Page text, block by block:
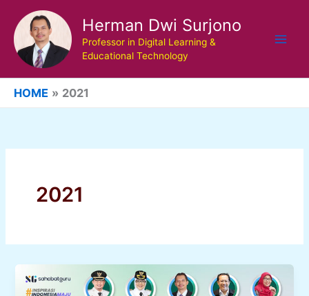
content
Herman Dwi Surjono
Professor in Digital Learning &
Educational Technology
HOME 2021
2021